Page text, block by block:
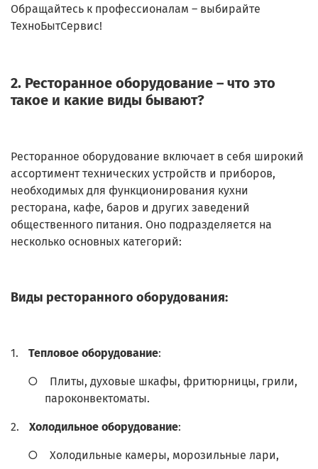
Обращайтесь к профессионалам – выбирайте
ТехноБытСервис!
2. Ресторанное оборудование – что это
такое и какие виды бывают?
Ресторанное оборудование включает в себя широкий
ассортимент технических устройств и приборов,
необходимых для функционирования кухни
ресторана, кафе, баров и других заведений
общественного питания. Оно подразделяется на
несколько основных категорий:
Виды ресторанного оборудования:
1. Тепловое оборудование:
○
Плиты, духовые шкафы, фритюрницы, грили,
пароконвектоматы.
2. Холодильное оборудование:
○
Холодильные камеры, морозильные лари,